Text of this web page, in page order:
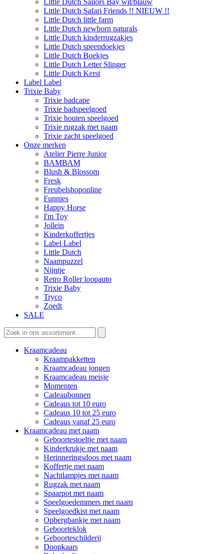
Little Dutch Sailors Bay wit/blauw
Little Dutch Safari Friends !! NIEUW !!
Little Dutch little farm
Little Dutch newborn naturals
Little Dutch kinderrugzakjes
Little Dutch speendoekjes
Little Dutch Boekjes
Little Dutch Letter Slinger
Little Dutch Kerst
Label Label
Trixie Baby
Trixie badcape
Trixie badspeelgoed
Trixie houten speelgoed
Trixie rugzak met naam
Trixie zacht speelgoed
Onze merken
Atelier Pierre Junior
BAMBAM
Blush & Blossom
Fresk
Freubelshoponline
Funnies
Happy Horse
I'm Toy
Jollein
Kinderkoffertjes
Label Label
Little Dutch
Naampuzzel
Nijntje
Retro Roller loopauto
Trixie Baby
Tryco
Zoedt
SALE
Zoeken
naar:
Kraamcadeau
Kraampakketten
Kraamcadeau jongen
Kraamcadeau meisje
Momenten
Cadeaubonnen
Cadeaus tot 10 euro
Cadeaus 10 tot 25 euro
Cadeaus vanaf 25 euro
Kraamcadeau met naam
Geboortestoeltje met naam
Kinderkrukje met naam
Herinneringsdoos met naam
Koffertje met naam
Nachtlampjes met naam
Rugzak met naam
Spaarpot met naam
Speelgoedemmers met naam
Speelgoedkist met naam
Opbergbankje met naam
Geboorteklok
Geboorteschilderij
Doopkaars